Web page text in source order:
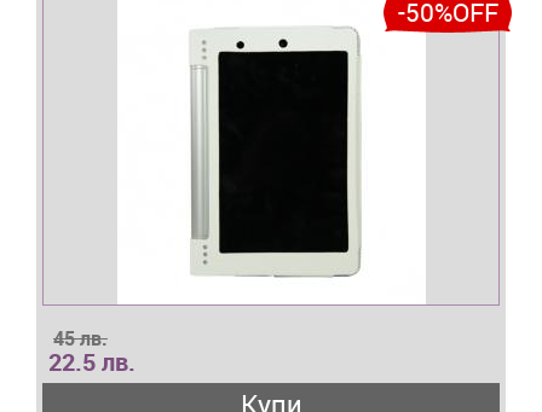
-50%OFF
45 лв.
22.5 лв.
Купи